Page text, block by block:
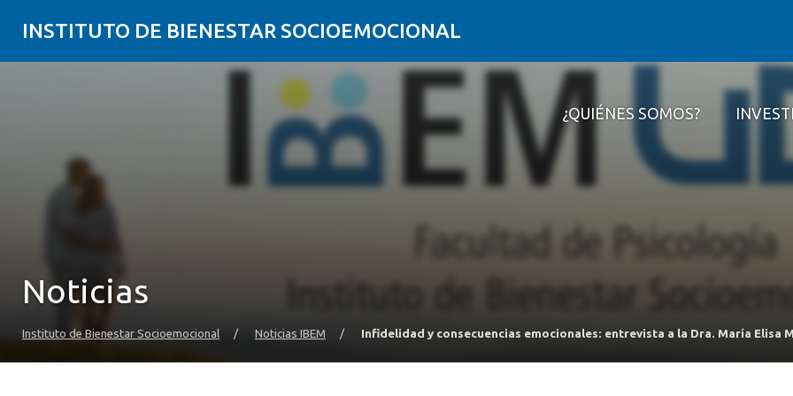
INSTITUTO DE BIENESTAR SOCIOEMOCIONAL
¿QUIÉNES SOMOS?
¿Quiénes somos?
Noticias
Instituto de Bienestar Socioemocional / Noticias IBEM / Infidelidad y consecuencias emocionales: entrevista a la Dra. María Elisa